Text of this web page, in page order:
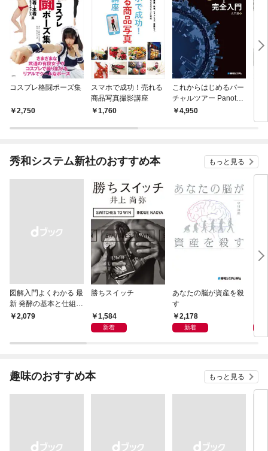
コスプレ格闘ポーズ集
2,750
スマホで成功！売れる
商品写真撮影講座
1,760
これからはじめるバー
チャルツアー Panotou
r Pro 2 & krpano完全
4,950
秀和システム新社のおすすめ本 もっと見る
図解入門よくわかる 最
新 発酵の基本と仕組み
［第2版］
￥2,079
勝ちスイッチ
1,584
新着
あなたの脳が資産を殺
す
2,178
新着
趣味のおすすめ本 もっと見る